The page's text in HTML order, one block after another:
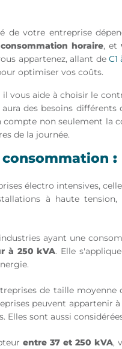
de votre entreprise
horaire, et
appartenez, allant deC1
optimiser vos coûts.
vous aide à choisir le
des besoins
compte non seulement la
de la journée.
:
électro intensives,
à haute
ayant une
à 250 kVA. Elle
de taille
peuvent appartenir
Elles sont aussi
entre 37 et 250 kVA,